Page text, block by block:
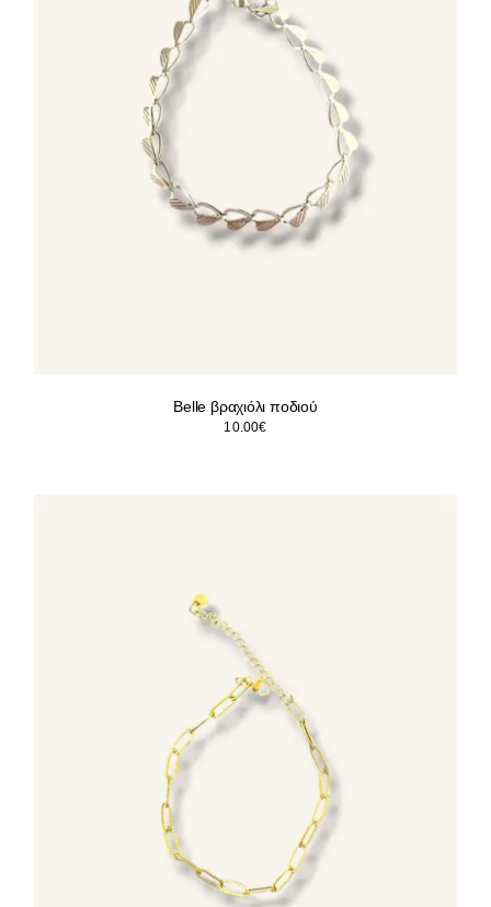
Belle βραχιόλι ποδιού
10.00€